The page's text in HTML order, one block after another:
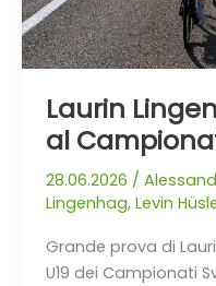
Laurin
al
28.06.2026 /
Lingenhag, Levin
Grande prova di
U19 dei Campionati
Svizzero
U19